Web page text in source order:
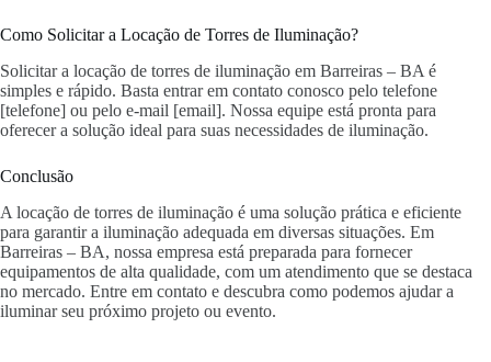
Como Solicitar a Locação de Torres de Iluminação?
Solicitar a locação de torres de iluminação em Barreiras – BA é
simples e rápido. Basta entrar em contato conosco pelo telefone
[telefone] ou pelo e-mail [email]. Nossa equipe está pronta para
oferecer a solução ideal para suas necessidades de iluminação.
Conclusão
A locação de torres de iluminação é uma solução prática e eficiente
para garantir a iluminação adequada em diversas situações. Em
Barreiras – BA, nossa empresa está preparada para fornecer
equipamentos de alta qualidade, com um atendimento que se destaca
no mercado. Entre em contato e descubra como podemos ajudar a
iluminar seu próximo projeto ou evento.